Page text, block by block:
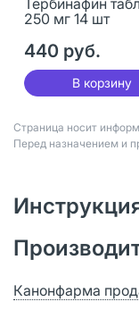
250 мг 14 шт
440 руб.
В корзину
Страница носит
Перед назначением и
Канонфарма